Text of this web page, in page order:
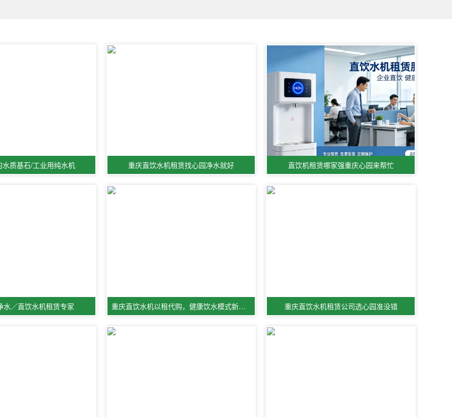
水质基石/工业用纯水机 重庆直饮水机租赁找心园净水就好 直饮机租赁哪家强重庆心园来帮忙
水／直饮水机租赁专家 重庆直饮水机以租代购，健康饮水模式新选择 重庆直饮水机租赁公司选心园准没错